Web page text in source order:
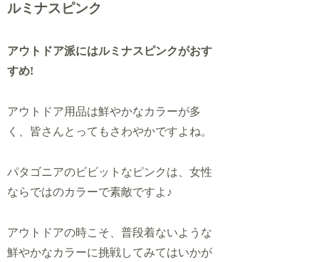
ルミナスピンク
アウトドア派にはルミナスピンクがおす
すめ!
アウトドア用品は鮮やかなカラーが多
く、皆さんとってもさわやかですよね。
パタゴニアのビビットなピンクは、女性
ならではのカラーで素敵ですよ♪
アウトドアの時こそ、普段着ないような
鮮やかなカラーに挑戦してみてはいかが